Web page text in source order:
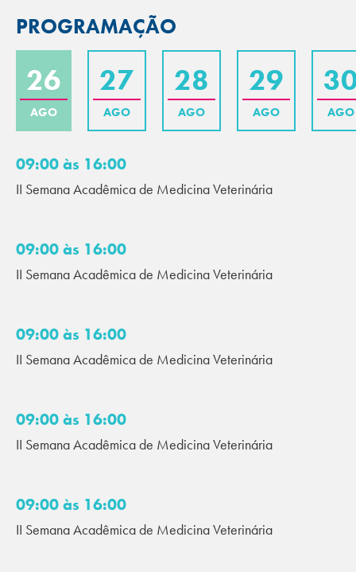
PROGRAMAÇÃO
26
AGO
27
AGO
28
AGO
29
AGO AGO
09:00 às 16:00
II Semana Acadêmica de Medicina Veterinária
09:00 às 16:00
II Semana Acadêmica de Medicina Veterinária
09:00 às 16:00
II Semana Acadêmica de Medicina Veterinária
09:00 às 16:00
II Semana Acadêmica de Medicina Veterinária
09:00 às 16:00
II Semana Acadêmica de Medicina Veterinária